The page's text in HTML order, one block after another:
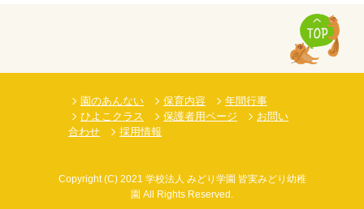
園のあんない 保育内容
年間行事
ひよこクラス
保護者用ページ
お問い
合わせ
採用情報
Copyright(C)2021 学校法人 みどり学園 皆実みどり幼稚
園 All Rights Reserved.